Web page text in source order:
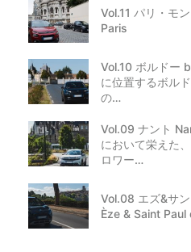
Vol.11 パリ・モ
Paris
Vol.10 ボルドー
に位置するボル
の…
Vol.09 ナント
において栄えた
ロワー…
Vol.08 エズ&サ
Èze & Saint